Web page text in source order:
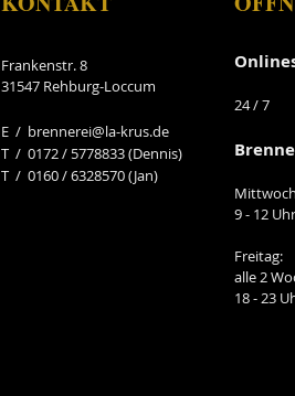
Frankenstr. 8
31547 Rehburg-Loccum
E / brennerei@la-krus.de
​T / 0172 / 5778833 (Dennis)
T / 0160 / 6328570 (Jan)
24/ 7
9 - 12
Freitag:
alle 2
18 - 23